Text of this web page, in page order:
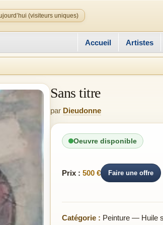
(visiteurs uniques)
Accueil Artistes
Sans titre
par Dieudonne
Oeuvre disponible
Prix : 500 € Faire une offre
Catégorie : Peinture — Huile